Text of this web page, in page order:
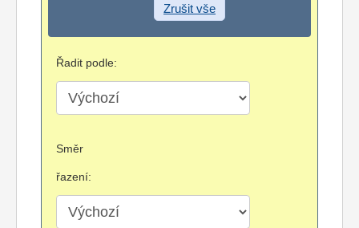
Zrušit vše
Řadit podle:
Směr
řazení: